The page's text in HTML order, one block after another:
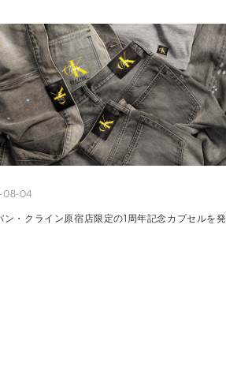
08-04
ン・クライン原宿店限定の1周年記念カプセルを発